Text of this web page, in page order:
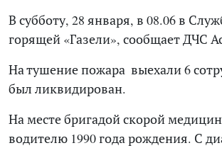
В субботу, 28 января, в 08.06 в
горящей «Газели», сообщает ДЧС
На тушение пожара выехали 6
был ликвидирован.
На месте бригадой скорой
водителю 1990 года рождения. С